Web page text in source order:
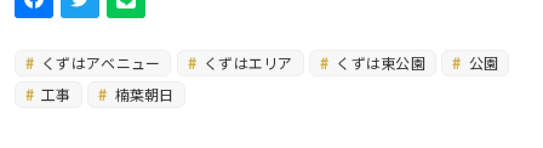
くずはアベニュー くずはエリア くずは東公園
公園
工事
楠葉朝日